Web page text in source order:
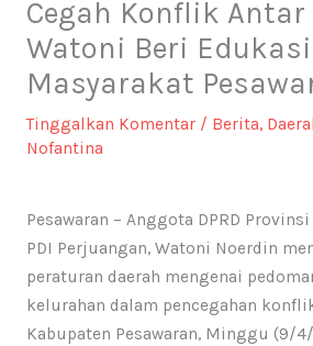
Cegah Konflik Antar
Watoni Beri
Masyarakat
Tinggalkan Komentar / Berita,
Nofantina
Pesawaran – Anggota DPRD
PDI Perjuangan, Watoni Noerdin
peraturan daerah mengenai
kelurahan dalam pencegahan
Kabupaten Pesawaran, Minggu (9/